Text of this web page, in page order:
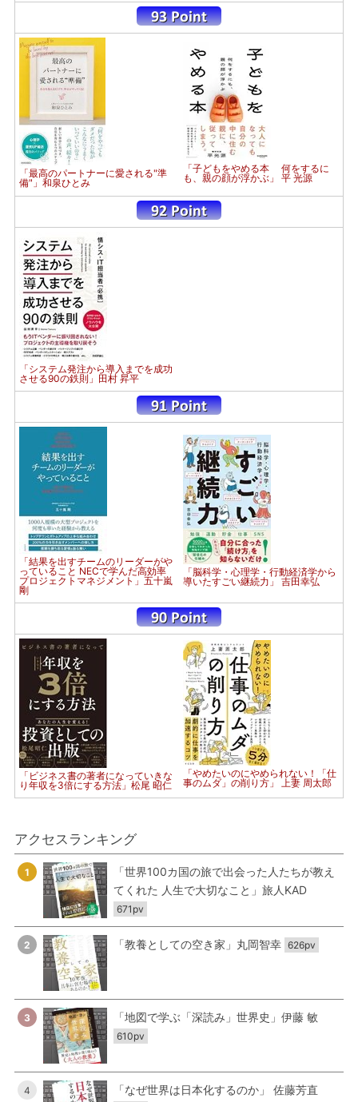
「最高のパートナーに愛される"準
備"」和泉ひとみ
「子どもをやめる本 何をするに
も、親の顔が浮かぶ」 平 光源
「システム発注から導入までを成功
させる90の鉄則」田村 昇平
「結果を出すチームのリーダーがや
っていること NECで学んだ高効率
プロジェクトマネジメント」五十嵐
剛
「脳科学・心理学・行動経済学から
導いたすごい継続力」 吉田幸弘
「ビジネス書の著者になっていきな
り年収を3倍にする方法」松尾 昭仁
「やめたいのにやめられない！「仕
事のムダ」の削り方」 上妻 周太郎
アクセスランキング
1
「世界100カ国の旅で出会った人たちが教え
てくれた 人生で大切なこと」旅人KAD
671pv
2 「教養としての空き家」丸岡智幸 626pv
3 「地図で学ぶ「深読み」世界史」伊藤 敏
610pv
4 「なぜ世界は日本化するのか」 佐藤芳直